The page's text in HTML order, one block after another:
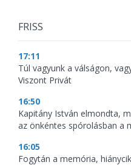
FRISS
17:11
Túl vagyunk a válságon,
Viszont Privát
16:50
Kapitány István elmondta,
az önkéntes spórolásban a
16:05
Fogytán a memória,